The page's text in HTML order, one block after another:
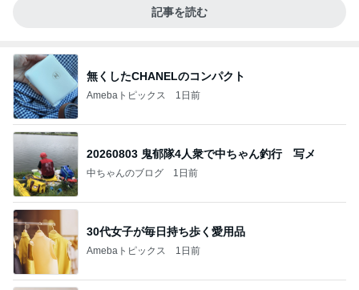
記事を読む
無くしたCHANELのコンパクト
Amebaトピックス 1日前
20260803 鬼郁隊4人衆で中ちゃん釣行 写メ
中ちゃんのブログ 1日前
30代女子が毎日持ち歩く愛用品
Amebaトピックス 1日前